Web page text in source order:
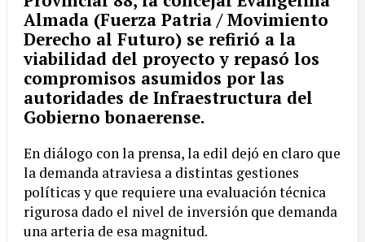
Almada (Fuerza Patria / Movimiento
Derecho al Futuro) se refirió a la
viabilidad del proyecto y repasó los
compromisos asumidos por las
autoridades de Infraestructura del
Gobierno bonaerense.
En diálogo con la prensa, la edil dejó en claro que
la demanda atraviesa a distintas gestiones
políticas y que requiere una evaluación técnica
rigurosa dado el nivel de inversión que demanda
una arteria de esa magnitud.